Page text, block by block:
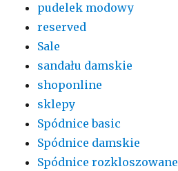
pudelek modowy
reserved
Sale
sandału damskie
shoponline
sklepy
Spódnice basic
Spódnice damskie
Spódnice rozkloszowane